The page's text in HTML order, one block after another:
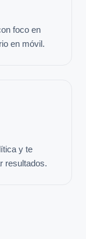
foco en
en móvil.
y te
resultados.